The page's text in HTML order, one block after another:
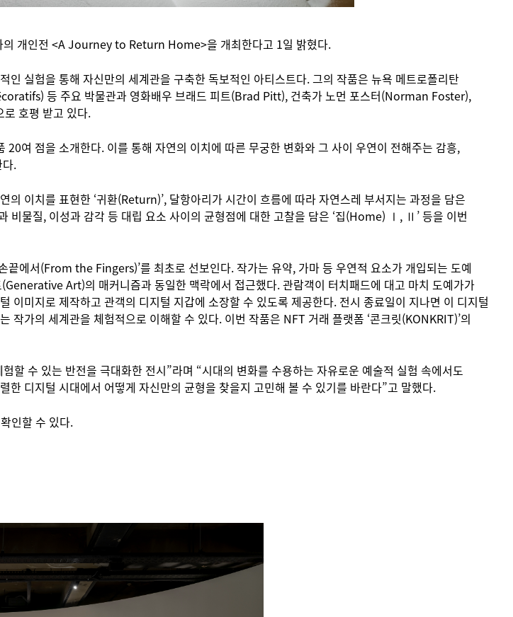
의 개인전 <A Journey to Return Home>을 개최한다고 1일 밝혔다.
실험을 통해 자신만의 세계관을 구축한 독보적인 아티스트다. 그의 작품은 뉴욕 메트로폴리탄
등 주요 박물관과 영화배우 브래드 피트(Brad Pitt), 건축가 노먼 포스터(Norman Foster),
호평 받고 있다.
여 점을 소개한다. 이를 통해 자연의 이치에 따른 무궁한 변화와 그 사이 우연이 전해주는 감흥,
.
이치를 표현한 ‘귀환(Return)’, 달항아리가 시간이 흐름에 따라 자연스레 부서지는 과정을 담은
비물질, 이성과 감각 등 대립 요소 사이의 균형점에 대한 고찰을 담은 ‘집(Home) Ⅰ, Ⅱ’ 등을 이번
에서(From the Fingers)’를 최초로 선보인다. 작가는 유약, 가마 등 우연적 요소가 개입되는 도예
Art)의 매커니즘과 동일한 맥락에서 접근했다. 관람객이 터치패드에 대고 마치 도예가가
미지로 제작하고 관객의 디지털 지갑에 소장할 수 있도록 제공한다. 전시 종료일이 지나면 이 디지털
가의 세계관을 체험적으로 이해할 수 있다. 이번 작품은 NFT 거래 플랫폼 ‘콘크릿(KONKRIT)’의
수 있는 반전을 극대화한 전시”라며 “시대의 변화를 수용하는 자유로운 예술적 실험 속에서도
디지털 시대에서 어떻게 자신만의 균형을 찾을지 고민해 볼 수 있기를 바란다”고 말했다.
인할 수 있다.